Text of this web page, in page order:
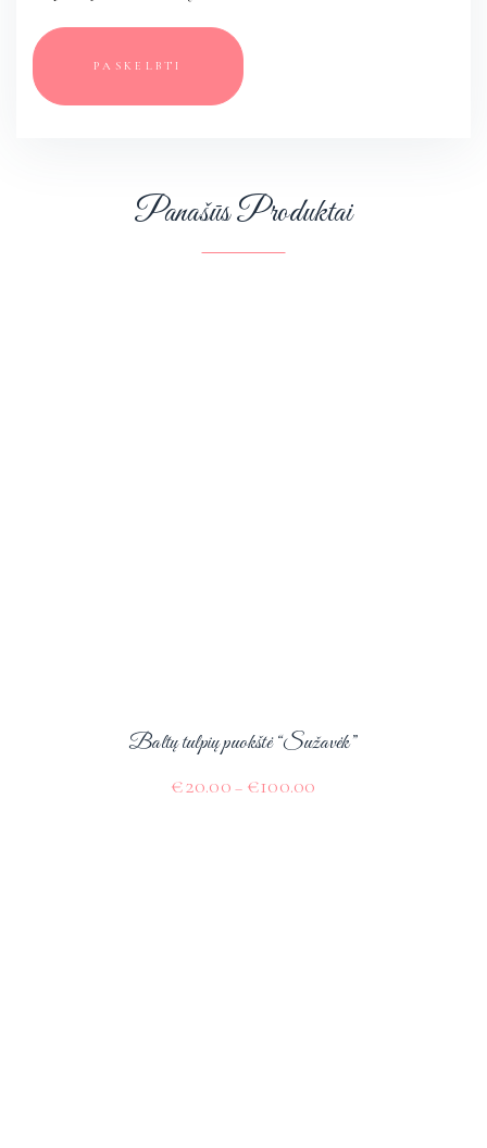
Panašūs Produktai
Baltų tulpių puokštė “Sužavėk”
€20.00 – €100.00